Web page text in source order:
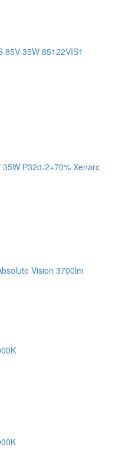
85V 35W 85122VIS1
P32d-2+70% Xenarc
Vision 3700lm